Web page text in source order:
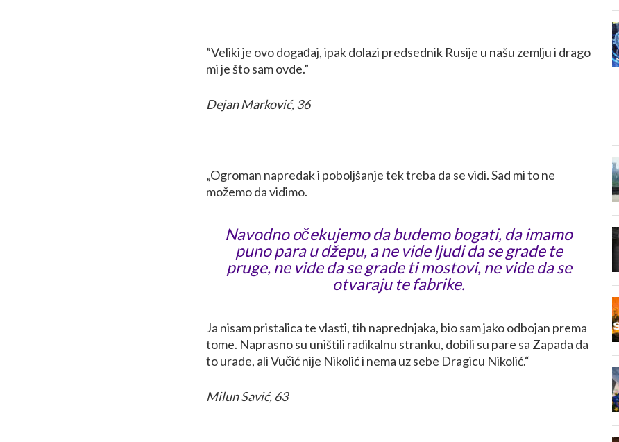
”Veliki je ovo događaj, ipak dolazi predsednik Rusije u našu zemlju i drago
mi je što sam ovde.”
Dejan Marković, 36
„Ogroman napredak i poboljšanje tek treba da se vidi. Sad mi to ne
možemo da vidimo.
Navodno očekujemo da budemo bogati, da imamo
puno para u džepu, a ne vide ljudi da se grade te
pruge, ne vide da se grade ti mostovi, ne vide da se
otvaraju te fabrike.
Ja nisam pristalica te vlasti, tih naprednjaka, bio sam jako odbojan prema
tome. Naprasno su uništili radikalnu stranku, dobili su pare sa Zapada da
to urade, ali Vučić nije Nikolić i nema uz sebe Dragicu Nikolić.“
Milun Savić, 63